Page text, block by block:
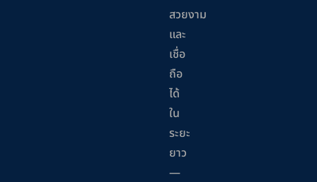
สวยงาม
และ
เชื่อ
ถือ
ได้
ใน
ระยะ
ยาว
—